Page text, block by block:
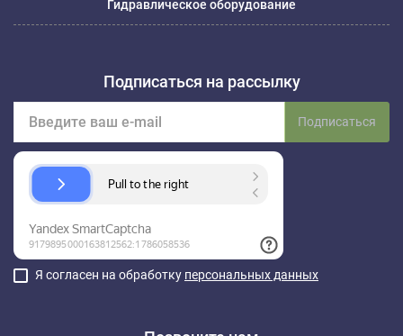
Гидравлическое оборудование
Подписаться на рассылку
Подписаться
Я согласен на обработку персональных данных